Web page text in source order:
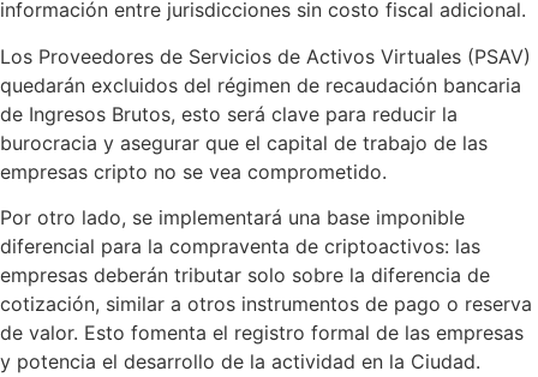
información entre jurisdicciones sin costo fiscal adicional.
Los Proveedores de Servicios de Activos Virtuales (PSAV)
quedarán excluidos del régimen de recaudación bancaria
de Ingresos Brutos, esto será clave para reducir la
burocracia y asegurar que el capital de trabajo de las
empresas cripto no se vea comprometido.
Por otro lado, se implementará una base imponible
diferencial para la compraventa de criptoactivos: las
empresas deberán tributar solo sobre la diferencia de
cotización, similar a otros instrumentos de pago o reserva
de valor. Esto fomenta el registro formal de las empresas
y potencia el desarrollo de la actividad en la Ciudad.